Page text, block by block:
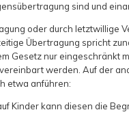
sind und
oder durch letztwillige
Übertragung spricht
Gesetz nur eingeschränkt
werden. Auf der
etwa anführen:
Kinder kann diesen die